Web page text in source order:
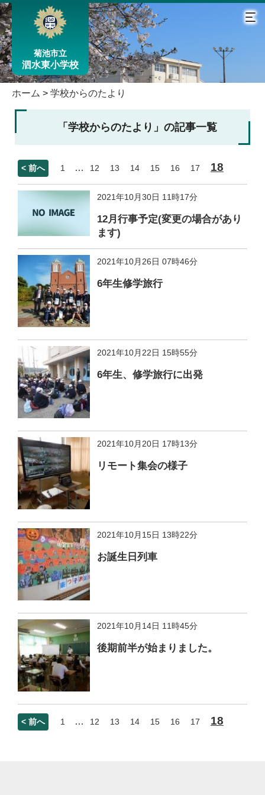
菊池市立
泗水東小学校
ホーム > 学校からのたより
「学校からのたより」の記事一覧
< 前へ 1 … 12 13 14 15 16 17 18
2021年10月30日 11時17分
12月行事予定(変更の場合があり
ます)
2021年10月26日 07時46分
6年生修学旅行
2021年10月22日 15時55分
6年生、修学旅行に出発
2021年10月20日 17時13分
リモート集会の様子
2021年10月15日 13時22分
お誕生日列車
2021年10月14日 11時45分
後期前半が始まりました。
< 前へ 1 … 12 13 14 15 16 17 18